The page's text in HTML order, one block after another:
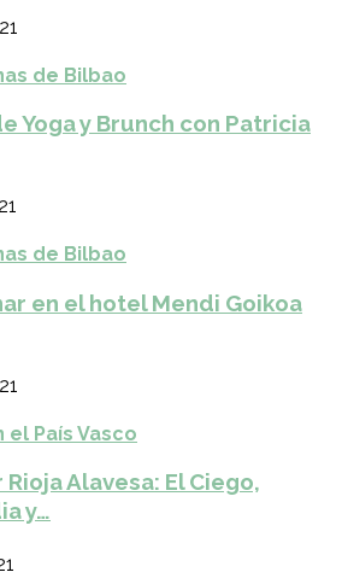
de Bilbao
Yoga y Brunch con Patricia
de Bilbao
en el hotel Mendi Goikoa
el País Vasco
Alavesa: El Ciego,
y…